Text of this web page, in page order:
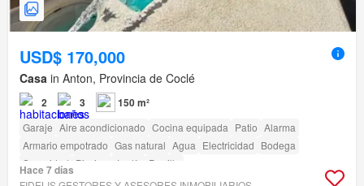
USD$ 170,000
Casa in Anton, Provincia de Coclé
2 3 150 m²
Garaje Aire acondicionado Cocina equipada Patio Alarma
Armario empotrado Gas natural Agua Electricidad Bodega
Seguridad Piscina Jardín Parrilla
Hace 7 días